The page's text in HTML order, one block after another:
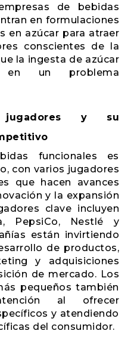
de bebidas
en formulaciones
en azúcar para atraer
conscientes de la
la ingesta de azúcar
en un problema
jugadores y su
funcionales es
con varios jugadores
que hacen avances
y la expansión
clave incluyen
PepsiCo, Nestlé y
están invirtiendo
de productos,
y adquisiciones
de mercado. Los
pequeños también
al ofrecer
y atendiendo
del consumidor.